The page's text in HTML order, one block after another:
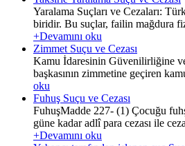
Yaralama Suçları ve Cezaları:
biridir. Bu suçlar, failin mağdura
+Devamını oku
Zimmet Suçu ve Cezası
Kamu İdaresinin Güvenilirliğine
başkasının zimmetine geçiren
oku
Fuhuş Suçu ve Cezası
FuhuşMadde 227- (1) Çocuğu
güne kadar adlî para cezası ile
+Devamını oku